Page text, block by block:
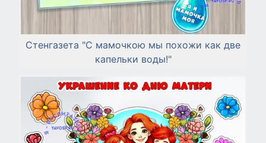
Стенгазета "С мамочкою мы похожи как две
капельки воды!"